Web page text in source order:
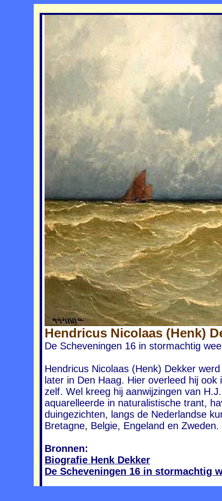
Hendricus Nicolaas (Henk)
De Scheveningen 16 in stormachtig
Hendricus Nicolaas (Henk) Dekker
later in Den Haag. Hier overleed hij
zelf. Wel kreeg hij aanwijzingen van
aquarelleerde in naturalistische trant,
duingezichten, langs de Nederlandse
Bretagne, Belgie, Engeland en
Bronnen:
Biografie Henk Dekker
De Scheveningen 16 in stormachtig